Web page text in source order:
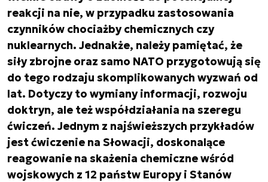
reakcji na nie, w przypadku zastosowania
czynników chociażby chemicznych czy
nuklearnych. Jednakże, należy pamiętać, że
siły zbrojne oraz samo NATO przygotowują się
do tego rodzaju skomplikowanych wyzwań od
lat. Dotyczy to wymiany informacji, rozwoju
doktryn, ale też współdziałania na szeregu
ćwiczeń. Jednym z najświeższych przykładów
jest ćwiczenie na Słowacji, doskonalące
reagowanie na skażenia chemiczne wśród
wojskowych z 12 państw Europy i Stanów